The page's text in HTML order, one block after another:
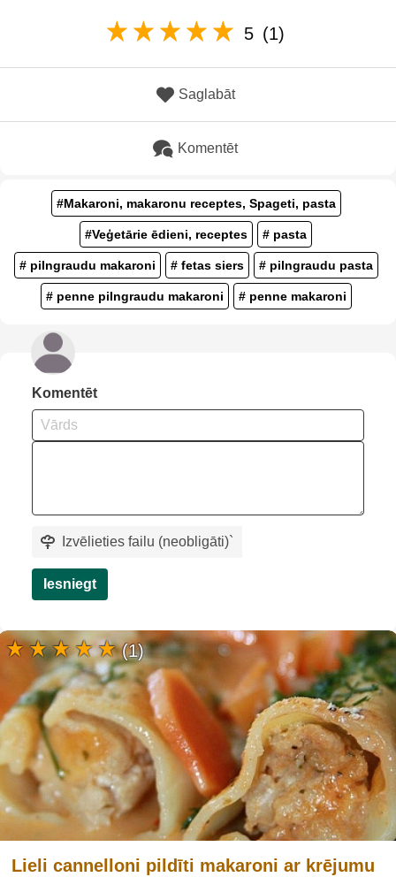
5 (1)
Saglabāt
Komentēt
#Makaroni, makaronu receptes, Spageti, pasta
#Veģetārie ēdieni, receptes # pasta
# pilngraudu makaroni # fetas siers # pilngraudu pasta
# penne pilngraudu makaroni # penne makaroni
Komentēt
Izvēlieties failu (neobligāti)`
Iesniegt
Lieli cannelloni pildīti makaroni ar krējumu
(1)